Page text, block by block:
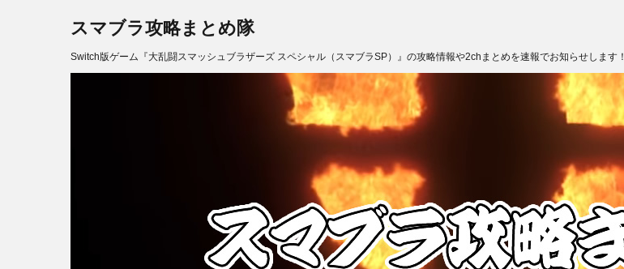
スマブラ攻略まとめ隊
Switch版ゲーム『大乱闘スマッシュブラザーズ スペシャル（スマブラSP）』の攻略情報や2chまとめを速報でお知らせします！